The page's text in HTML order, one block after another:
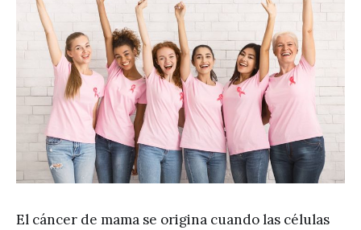
El cáncer de mama se origina cuando las células